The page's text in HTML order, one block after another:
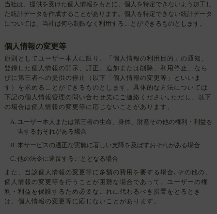
当社は、提供を受けた個人情報をもとに、個人を特定できないよう加工し
た統計データを作成することがあります。個人を特定できない統計データ
については、当社は何ら制限なく利用することができるものとします。
個人情報の変更等
原則としてユーザー本人に限り、「個人情報の利用目的」の通知、
登録した個人情報の開示、訂正、追加または削除、利用停止、なら
びに第三者への提供の停止（以下「個人情報の変更等」といいま
す）を求めることができるものとします。具体的な方法については
下記の個人情報管理の問い合わせ先にご連絡ください｡ただし、以下
の場合は個人情報の変更等に応じないことがあります。
ユーザー本人または第三者の生命、身体、財産その他の権利・利益を
害するおそれがある場合
本サービスの適正な実施に著しい支障を及ぼすおそれがある場合
他の法令に違反することとなる場合
また、当該個人情報の変更等に多額の費用を要する場合､その他の、
個人情報の変更等を行うことが困難な場合であって、ユーザーの権
利・利益を保護するため必要なこれに代わるべき措置をとるとき
は、個人情報の変更等に応じないことがあります。